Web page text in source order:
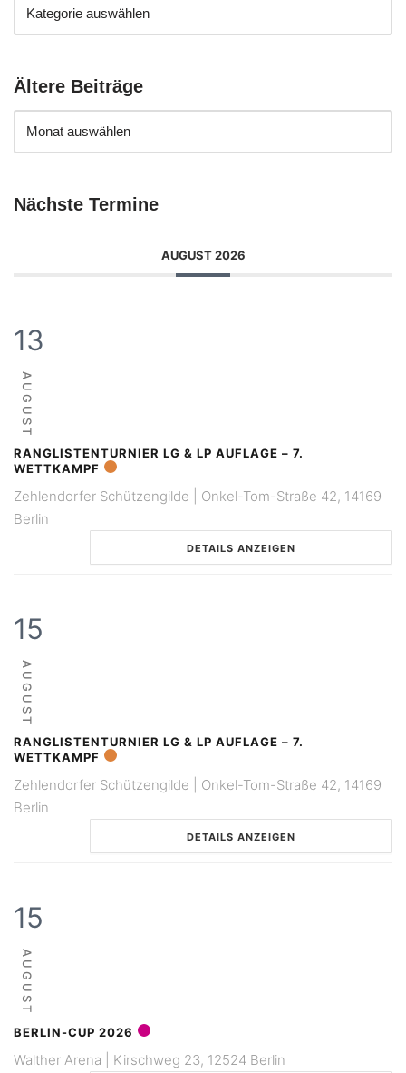
Ältere Beiträge
Nächste Termine
AUGUST 2026
13
AUGUST
RANGLISTENTURNIER LG & LP AUFLAGE – 7.
WETTKAMPF
Zehlendorfer Schützengilde | Onkel-Tom-Straße 42, 14169
Berlin
DETAILS ANZEIGEN
15
AUGUST
RANGLISTENTURNIER LG & LP AUFLAGE – 7.
WETTKAMPF
Zehlendorfer Schützengilde | Onkel-Tom-Straße 42, 14169
Berlin
DETAILS ANZEIGEN
15
AUGUST
BERLIN-CUP 2026
Walther Arena | Kirschweg 23, 12524 Berlin